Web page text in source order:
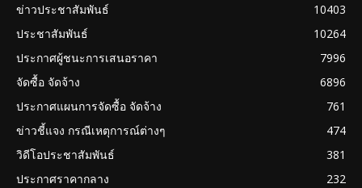
ข่าวประชาสัมพันธ์
10403
ประชาสัมพันธ์
10264
ประกาศผู้ชนะการเสนอราคา
7996
จัดซื้อ จัดจ้าง
6896
ประกาศแผนการจัดซื้อ จัดจ้าง
761
ข่าวชี้แจง กรณีเหตุการณ์ต่างๆ
474
วิดีโอประชาสัมพันธ์
381
ประกาศราคากลาง
232